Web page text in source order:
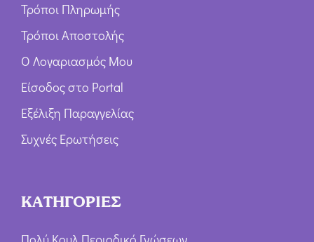
Τρόποι Πληρωμής
Τρόποι Αποστολής
Ο Λογαριασμός Μου
Είσοδος στο Portal
Εξέλιξη Παραγγελίας
Συχνές Ερωτήσεις
ΚΑΤΗΓΟΡΙΕΣ